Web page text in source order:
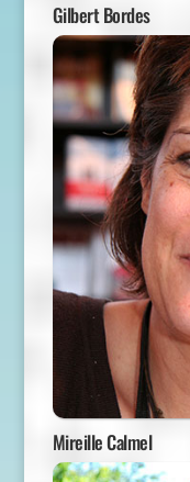
Gilbert Bordes
Mireille Calmel